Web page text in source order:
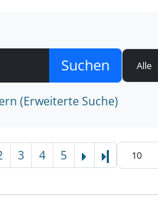
(Erweiterte Suche)
3 4 5 Letzte